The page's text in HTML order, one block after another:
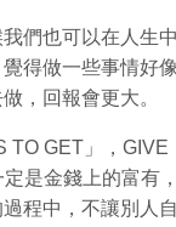
們也可以在人生中
得做一些事情好像
，回報會更大。
TO GET」，GIVE
是金錢上的富有，
程中，不讓別人自